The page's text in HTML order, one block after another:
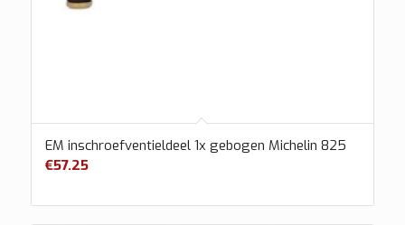
EM inschroefventieldeel 1x gebogen Michelin 825
€57.25